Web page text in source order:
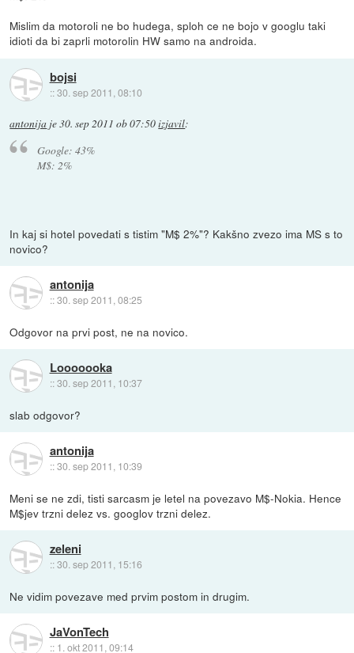
Mislim da motoroli ne bo hudega, sploh ce ne bojo v googlu taki
idioti da bi zaprli motorolin HW samo na androida.
bojsi
::30. sep 2011, 08:10
antonija je30. sep 2011 ob 07:50izjavil:
Google: 43%
M$: 2%
In kaj si hotel povedati s tistim "M$ 2%"? Kakšno zvezo ima MS s to
novico?
antonija
::30. sep 2011, 08:25
Odgovor na prvi post, ne na novico.
Looooooka
::30. sep 2011, 10:37
slab odgovor?
antonija
::30. sep 2011, 10:39
Meni se ne zdi, tisti sarcasm je letel na povezavo M$-Nokia. Hence
M$jev trzni delez vs. googlov trzni delez.
zeleni
::30. sep 2011, 15:16
Ne vidim povezave med prvim postom in drugim.
JaVonTech
:: 1. okt 2011, 09:14